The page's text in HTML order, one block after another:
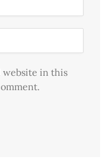
website in this